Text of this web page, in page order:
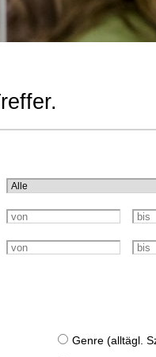
Genre (alltägl.